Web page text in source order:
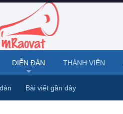
DIỄN ĐÀN
Bài viết gần đây
THÀNH VIÊN